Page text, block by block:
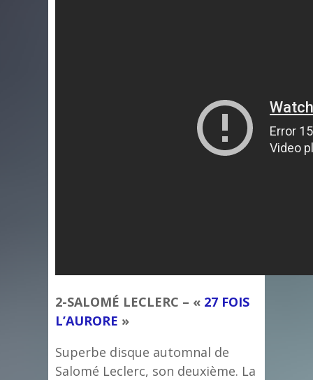
2-SALOMÉ LECLERC – « 27 FOIS
L’AURORE »
Superbe disque automnal de
Salomé Leclerc, son deuxième. La